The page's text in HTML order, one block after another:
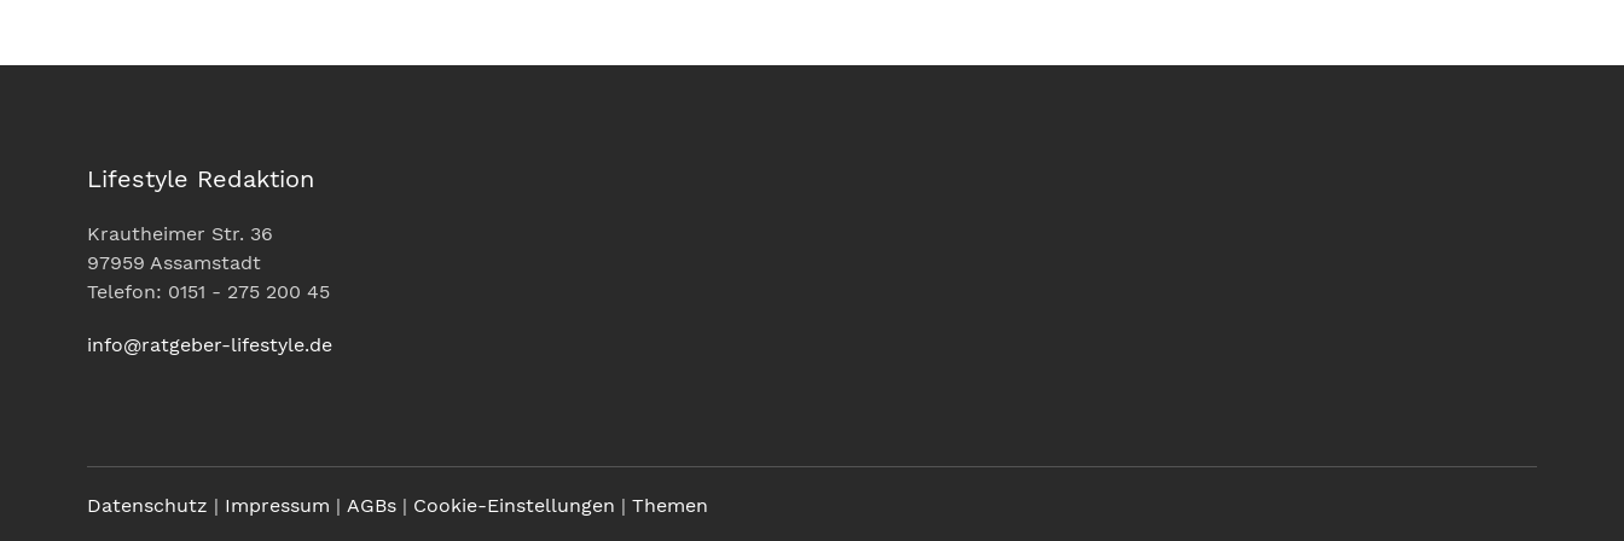
Lifestyle Redaktion
Krautheimer Str. 36
97959 Assamstadt
Telefon: 0151 - 275 200 45
info@ratgeber-lifestyle.de
Datenschutz | Impressum | AGBs | Cookie-Einstellungen | Themen